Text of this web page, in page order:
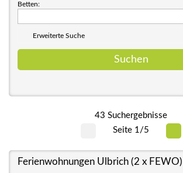
Betten:
Erweiterte Suche
43 Suchergebnisse
Seite 1/5
Ferienwohnungen Ulbrich (2 x FEWO)